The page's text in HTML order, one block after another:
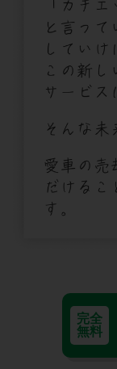
完全
無料